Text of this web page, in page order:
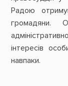
Радою
громадяни.
інтересів
навпаки.